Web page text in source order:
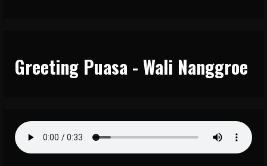
Greeting Puasa - Wali Nanggroe